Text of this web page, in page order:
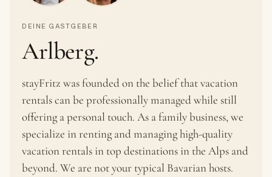
DEINE GASTGEBER
Arlberg.
stayFritz was founded on the belief that vacation
rentals can be professionally managed while still
offering a personal touch. As a family business, we
specialize in renting and managing high-quality
vacation rentals in top destinations in the Alps and
beyond. We are not your typical Bavarian hosts.